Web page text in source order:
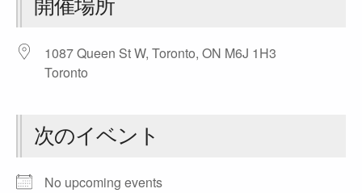
開催場所
1087 Queen St W, Toronto, ON M6J 1H3
Toronto
次のイベント
No upcoming events